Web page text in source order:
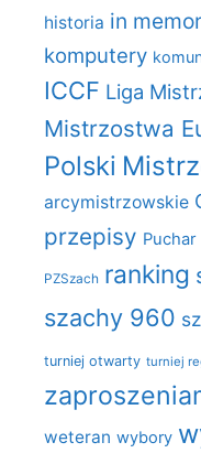
historia in
komputery
ICCF Liga
Mistrzostwa
Polski
arcymistrzowskie
przepisy
PZSzach ranking
szachy 960
turniej otwarty turniej
weteran wybory